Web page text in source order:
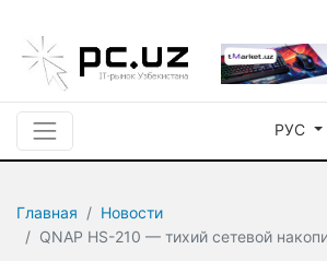
РУС
Главная
Новости
QNAP HS-210 — тихий сетевой